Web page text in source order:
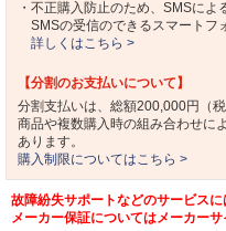
・不正購入防止のため、SMSによ
SMSの受信のできるスマートフ
詳しくはこちら >
【分割のお支払いについて】
分割支払いは、総額200,000円（税
商品や複数購入時の組み合わせに
あります。
購入制限についてはこちら >
故障紛失サポートなどのサービスに
メーカー保証についてはメーカーサ